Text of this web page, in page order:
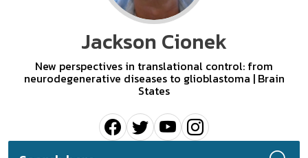
Jackson Cionek
New perspectives in translational control: from
neurodegenerative diseases to glioblastoma | Brain
States